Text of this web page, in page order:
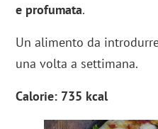
e profumata.
Un alimento da
una volta a settimana.
Calorie: 735 kcal